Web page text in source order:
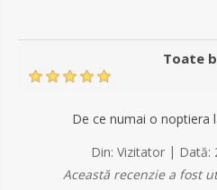
Toate
De ce numai o noptiera
Din: Vizitator | Dată:
Această recenzie a fost